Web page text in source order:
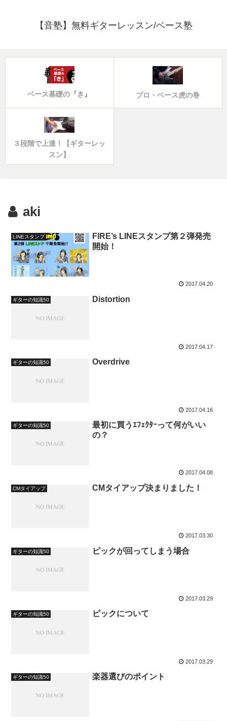
【音塾】無料ギターレッスン/ベース塾
ベース基礎の『き』 プロ・ベース虎の巻
３段階で上達！【ギターレッ
スン】
aki
LINEスタンプ
FIRE’s LINEスタンプ第２弾発売
開始！
2017.04.20
ギターの知識50 Distortion
2017.04.17
ギターの知識50 Overdrive
2017.04.16
ギターの知識50
最初に買うｴﾌｪｸﾀｰって何がいい
の？
2017.04.08
CMタイアップ CMタイアップ決まりました！
2017.03.30
ギターの知識50 ピックが回ってしまう場合
2017.03.29
ギターの知識50 ピックについて
2017.03.29
ギターの知識50 楽器選びのポイント